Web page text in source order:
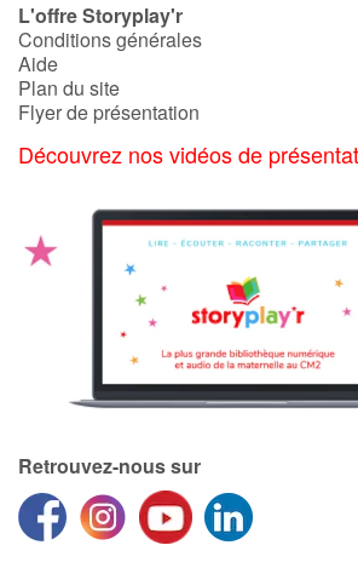
Documentaires
En famille
Quotidien et loisirs
À l'école
Fêtes et évènements
Amour et amitié
Sujets de société
Émotions et sentiments
Formats et illustrations
L'offre Storyplay'r
Conditions générales
Aide
Plan du site
Flyer de présentation
Découvrez nos vidéos de
Retrouvez-nous sur